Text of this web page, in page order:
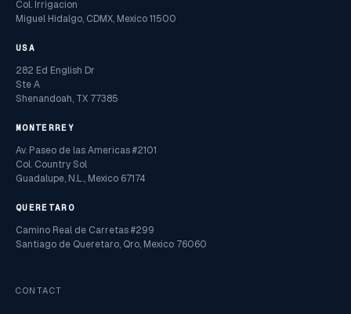
Col. Irrigacion
Miguel Hidalgo, CDMX, Mexico 11500
USA
282 Ed English Dr
Ste A
Shenandoah, TX 77385
MONTERREY
Av. Paseo de las Americas #2101
Col. Country Sol
Guadalupe, N.L., Mexico 67174
QUERETARO
Camino Real de Carretas #299
Santiago de Queretaro, Qro, Mexico 76060
CONTACT